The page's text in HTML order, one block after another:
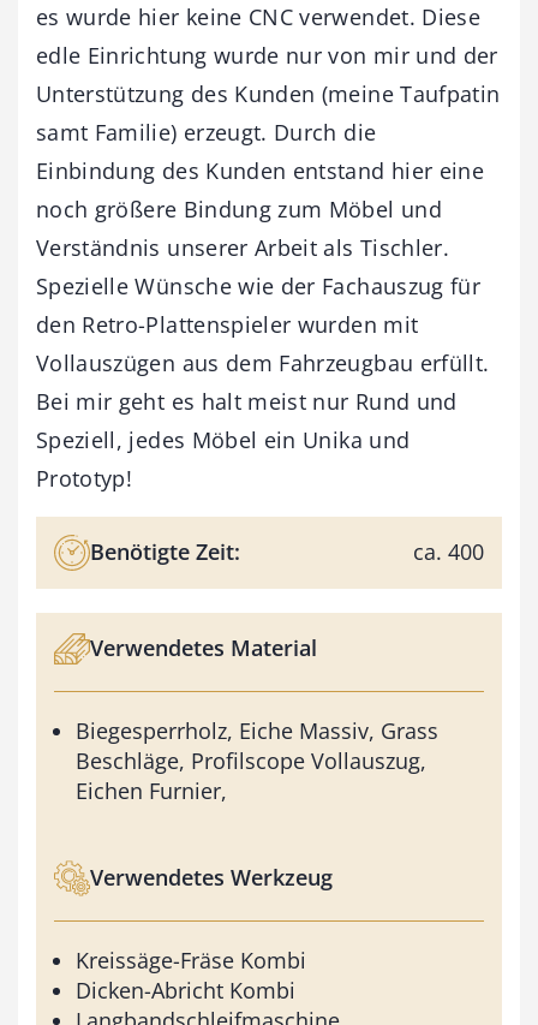
es wurde hier keine CNC verwendet. Diese
edle Einrichtung wurde nur von mir und der
Unterstützung des Kunden (meine Taufpatin
samt Familie) erzeugt. Durch die
Einbindung des Kunden entstand hier eine
noch größere Bindung zum Möbel und
Verständnis unserer Arbeit als Tischler.
Spezielle Wünsche wie der Fachauszug für
den Retro-Plattenspieler wurden mit
Vollauszügen aus dem Fahrzeugbau erfüllt.
Bei mir geht es halt meist nur Rund und
Speziell, jedes Möbel ein Unika und
Prototyp!
Benötigte Zeit: ca. 400
Verwendetes Material
Biegesperrholz, Eiche Massiv, Grass
Beschläge, Profilscope Vollauszug,
Eichen Furnier,
Verwendetes Werkzeug
Kreissäge-Fräse Kombi
Dicken-Abricht Kombi